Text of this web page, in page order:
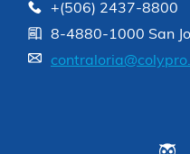
+(506) 2437-8800
8-4880-1000 San